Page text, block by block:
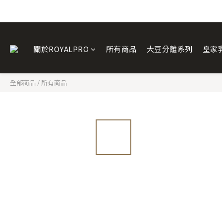
關於ROYALPRO 所有商品 大豆分離系列 皇家
全部商品 / 所有商品